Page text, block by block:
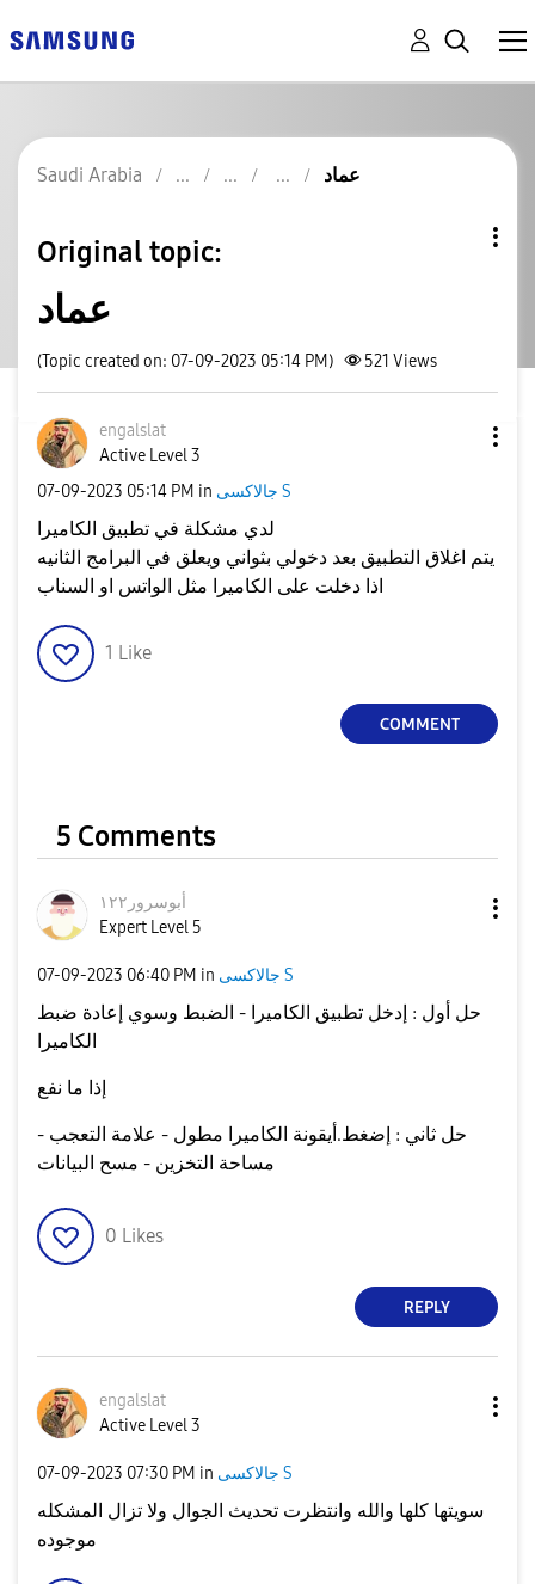
Saudi Arabia عماد
Original topic:
عماد
(Topic created on: 07-09-2023 05:14 PM) 521 Views
engalslat
Active Level 3
‎07-09-2023 05:14 PM in جالاكسى S
يتم اغلاق التطبيق بعد دخولي بثواني ويعلق في البرامج الثانيه
1 Like
COMMENT
5 Comments
أبوسرور١٢٢
Expert Level 5
‎07-09-2023 06:40 PM in جالاكسى S
حل أول : إدخل تطبيق الكاميرا - الضبط وسوي إعادة ضبط
إذا ما نفع
حل ثاني : إضغط.أيقونة الكاميرا مطول - علامة التعجب -
0 Likes
REPLY
engalslat
Active Level 3
‎07-09-2023 07:30 PM in جالاكسى S
سويتها كلها والله وانتظرت تحديث الجوال ولا تزال المشكله
موجوده